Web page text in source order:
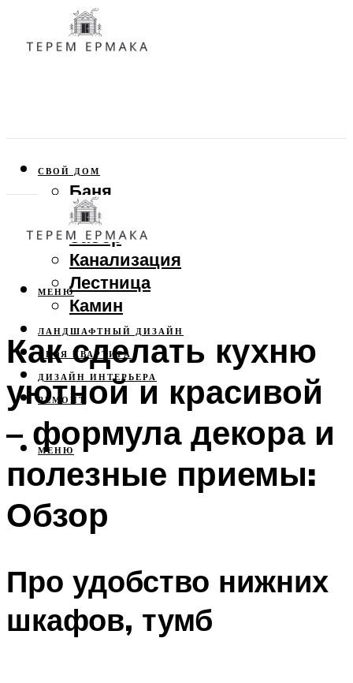
СВОЙ ДОМ
Баня
Веранда
Забор
Канализация
Лестница
Камин
ЛАНДШАФТНЫЙ ДИЗАЙН
СВОЯ КВАРТИРА
ДИЗАЙН ИНТЕРЬЕРА
РЕМОНТ
МЕНЮ
МЕНЮ
Как сделать кухню
уютной и красивой
– формула декора и
полезные приемы:
Обзор
Про удобство нижних
шкафов, тумб